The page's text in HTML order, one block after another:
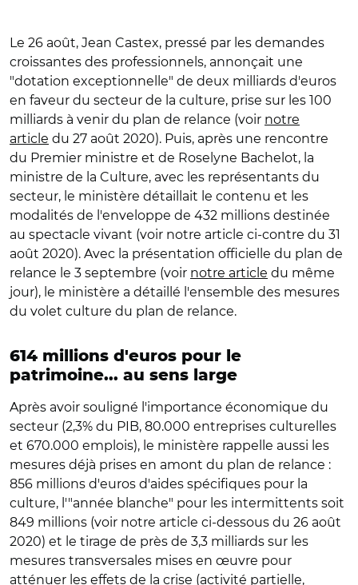
Le 26 août, Jean Castex, pressé par les demandes
croissantes des professionnels, annonçait une
"dotation exceptionnelle" de deux milliards d'euros
en faveur du secteur de la culture, prise sur les 100
milliards à venir du plan de relance (voir notre
article du 27 août 2020). Puis, après une rencontre
du Premier ministre et de Roselyne Bachelot, la
ministre de la Culture, avec les représentants du
secteur, le ministère détaillait le contenu et les
modalités de l'enveloppe de 432 millions destinée
au spectacle vivant (voir notre article ci-contre du 31
août 2020). Avec la présentation officielle du plan de
relance le 3 septembre (voir notre article du même
jour), le ministère a détaillé l'ensemble des mesures
du volet culture du plan de relance.
614 millions d'euros pour le
patrimoine... au sens large
Après avoir souligné l'importance économique du
secteur (2,3% du PIB, 80.000 entreprises culturelles
et 670.000 emplois), le ministère rappelle aussi les
mesures déjà prises en amont du plan de relance :
856 millions d'euros d'aides spécifiques pour la
culture, l'"année blanche" pour les intermittents soit
849 millions (voir notre article ci-dessous du 26 août
2020) et le tirage de près de 3,3 milliards sur les
mesures transversales mises en œuvre pour
atténuer les effets de la crise (activité partielle,